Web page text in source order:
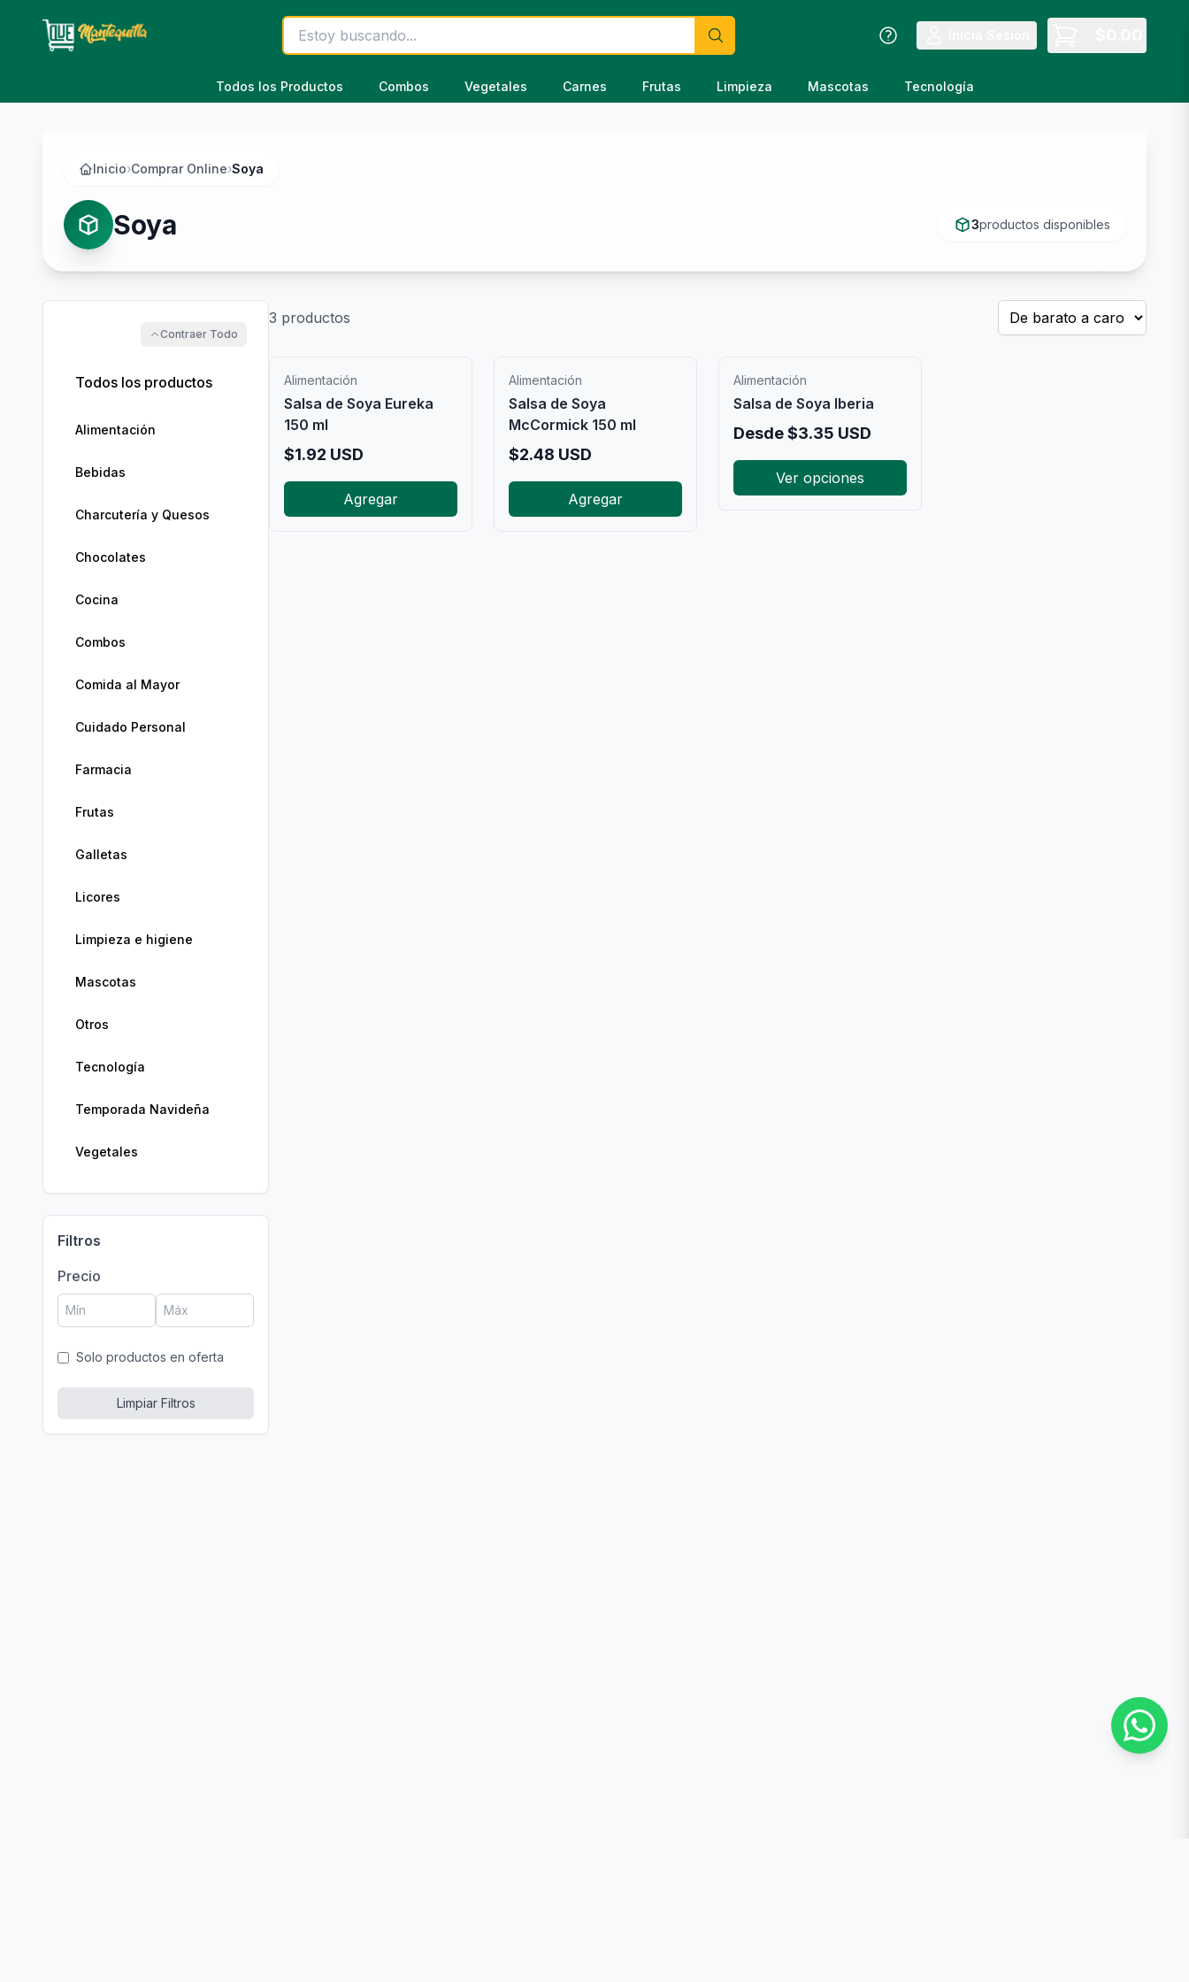
Todos los Productos Combos Vegetales Carnes Frutas Limpieza Mascotas Tecnología
Inicio›Comprar Online›Soya
Soya 3productos disponibles
Contraer Todo
Todos los productos
Alimentación
Bebidas
Charcutería y Quesos
Chocolates
Cocina
Combos
Comida al Mayor
Cuidado Personal
Farmacia
Frutas
Galletas
Licores
Limpieza e higiene
Mascotas
Otros
Tecnología
Temporada Navideña
Vegetales
Filtros
Precio
Solo productos en oferta
Limpiar Filtros
3 productos
Alimentación
Salsa de Soya Eureka
150 ml
$1.92 USD
Agregar
Alimentación
Salsa de Soya
McCormick 150 ml
$2.48 USD
Agregar
Alimentación
Salsa de Soya Iberia
Desde$3.35 USD
Ver opciones